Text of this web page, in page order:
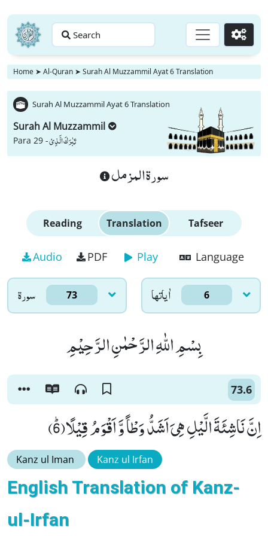
Search Go
Home ➤ Al-Quran ➤ Surah Al Muzzammil Ayat 6 Translation
Surah Al Muzzammil Ayat 6 Translation
Surah Al Muzzammil
Para 29 -تَبٰرَكَ الَّذِیْ
سورة المزمل
Reading Translation Tafseer
Audio PDF Play Language
سورۃ 73 اٰياتها 6
بِسْمِ اللّٰهِ الرَّحْمٰنِ الرَّحِیْمِ
73.6
اِنَّ نَاشِئَةَ الَّیْلِ هِیَ اَشَدُّ وَطْاً وَّ اَقْوَمُ قِیْلًاﭤ(6)
Kanz ul Iman Kanz ul Irfan
English Translation of Kanz-
ul-Irfan